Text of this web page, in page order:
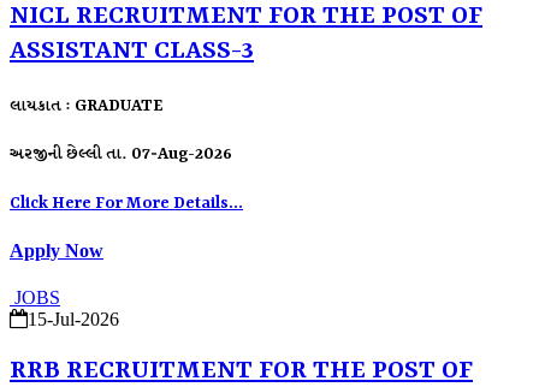
NICL RECRUITMENT FOR THE POST OF
ASSISTANT CLASS-3
લાયકાત : GRADUATE
અરજીની છેલ્લી તા. 07-Aug-2026
Click Here For More Details...
Apply Now
JOBS
15-Jul-2026
RRB RECRUITMENT FOR THE POST OF